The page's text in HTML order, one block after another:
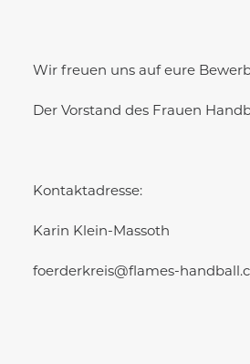
Wir freuen uns auf eure
Der Vorstand des Frauen
Kontaktadresse:
Karin Klein-Massoth
foerderkreis@flames-